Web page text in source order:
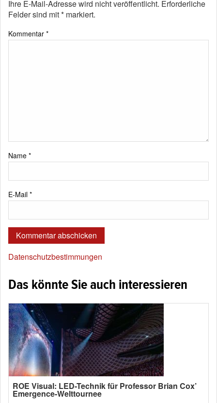
Ihre E-Mail-Adresse wird nicht veröffentlicht. Erforderliche
Felder sind mit* markiert.
Kommentar *
Name *
E-Mail *
Datenschutzbestimmungen
Das könnte Sie auch interessieren
ROE Visual: LED-Technik für Professor Brian Cox’
Emergence-Welttournee